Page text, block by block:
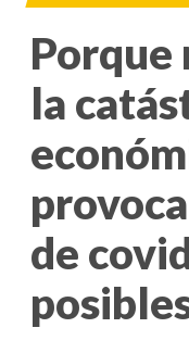
Porque
la
de